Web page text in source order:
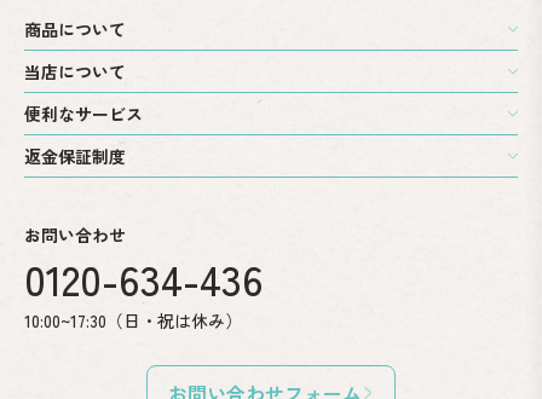
商品について
当店について
便利なサービス
返金保証制度
お問い合わせ
0120-634-436
10:00~17:30（日・祝は休み）
お問い合わせフォーム